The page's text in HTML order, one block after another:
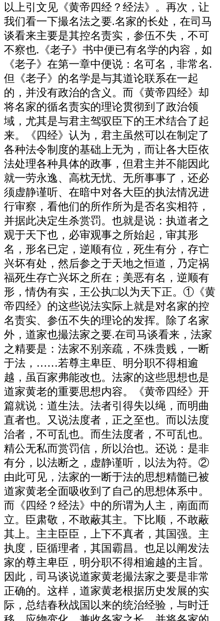
以上引文见《黄帝四经？经法》。再次，让
我们看一下撮名法之要.名家的长处，在司马
谈看来主要是其控名责实，参伍不失，不可
不察也.《老子》书中便已有名学的内容，如
《老子》在第一章中便说：名可名，非常名.
但《老子》的名学是与其道论联系在一起
的，并没有政治的含义。而《黄帝四经》却
将名家的循名责实的理论贯彻到了政治领
域，尤其是与君主驾驭臣下的王术结合了起
来。《四经》认为，君主虽然可以在制定了
各种法令制度的基础上无为，而让各大臣依
法处理各种具体的政事，但君主并不能因此
就一劳永逸、高枕无忧、无所事事了，还必
须虚静谨听、在暗中对各大臣的执法情况进
行审察，看他们的所作所为是否名实相符，
并据此决定生杀赏罚。也就是说：执道者之
观于天下也，必审观事之所始起，审其形
名，形名已定，逆顺有位，死生有分，存亡
兴坏有处，然后参之于天地之恒道，乃定祸
福死生存亡兴坏之所在；美恶有名，逆顺有
形，情伪有实，王公执□以为天下正。①《黄
帝四经》的这些说法实际上就是对名家的控
名责实、参伍不失的理论的发挥。除了名家
外，道家也撮法家之要.在司马谈看来，法家
之精要是：法家不别亲疏，不殊贵贱，一断
于法，……若尊主卑臣、明分职不得相逾
越，虽百家弗能改也。法家的这些思想也是
道家黄老的重要思想内容。《黄帝四经》开
篇就说：道生法。法者引得失以绳，而明曲
直者也。又说法度者，正之至也。而以法度
治者，不可乱也。而生法度者，不可乱也。
精公无私而赏罚信，所以治也。还说：是非
有分，以法断之，虚静谨听，以法为符。②
由此可见，法家的一断于法的思想精髓已被
道家黄老全面吸收到了自己的思想体系中。
而《四经？经法》中的所谓为人主，南面而
立。臣肃敬，不敢蔽其主。下比顺，不敢蔽
其上。主主臣臣，上下不真者，其国强。主
执度，臣循理者，其国霸昌。也足以阐发法
家的尊主卑臣，明分职不得相逾越的主旨。
因此，司马谈说道家黄老撮法家之要是非常
正确的。这样，道家黄老根据历史发展的实
际，总结春秋战国以来的统治经验，与时迁